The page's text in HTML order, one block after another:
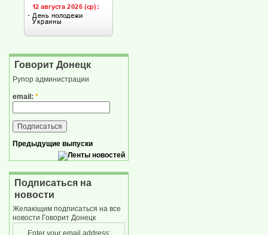
Говорит Донецк
Рупор администрации
email: *
Предыдущие выпуски
Подписаться на
новости
Желающим подписаться на все
новости Говорит Донецк